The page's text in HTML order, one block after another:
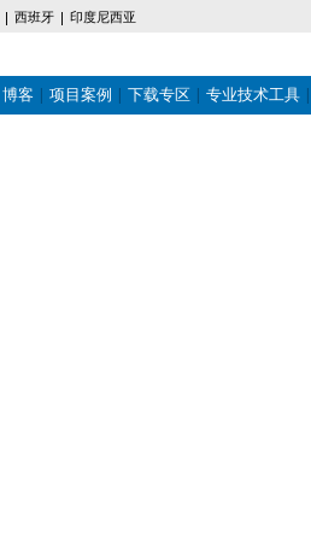
西班牙 印度尼西亚
博客 项目案例 下载专区 专业技术工具